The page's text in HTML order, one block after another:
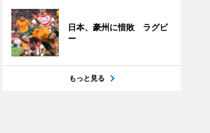
日本、豪州に惜敗 ラグビ
ー
もっと見る